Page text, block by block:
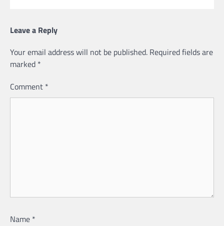
Leave a Reply
Your email address will not be published. Required fields are
marked *
Comment *
Name *